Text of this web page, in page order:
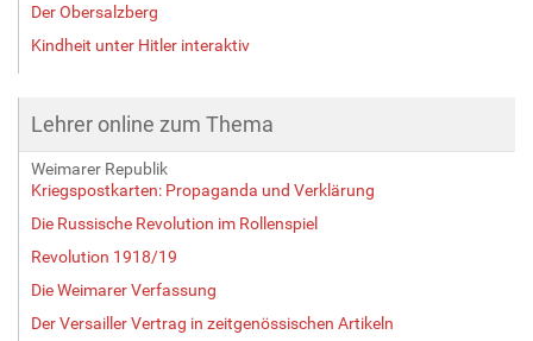
Der Obersalzberg
Kindheit unter Hitler interaktiv
Lehrer online zum Thema
Weimarer Republik
Kriegspostkarten: Propaganda und Verklärung
Die Russische Revolution im Rollenspiel
Revolution 1918/19
Die Weimarer Verfassung
Der Versailler Vertrag in zeitgenössischen Artikeln